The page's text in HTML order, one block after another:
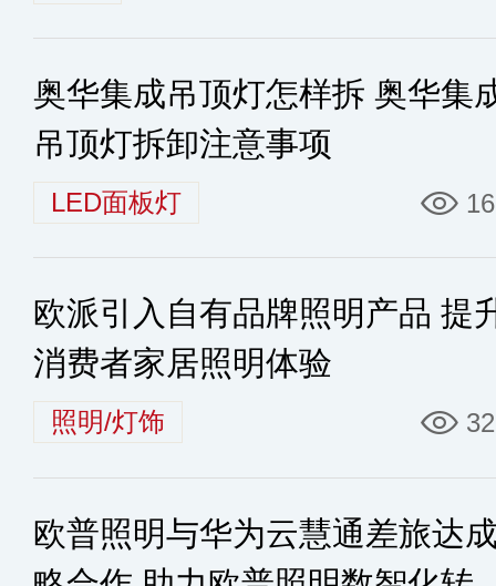
奥华集成吊顶灯怎样拆 奥华集
吊顶灯拆卸注意事项
LED面板灯
欧派引入自有品牌照明产品 提
消费者家居照明体验
照明/灯饰
欧普照明与华为云慧通差旅达